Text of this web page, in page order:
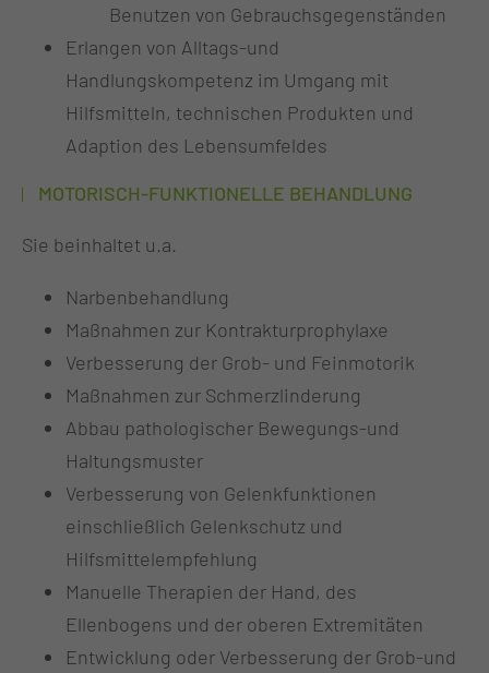
Benutzen von Gebrauchsgegenständen
Erlangen von Alltags-und
Handlungskompetenz im Umgang mit
Hilfsmitteln, technischen Produkten und
Adaption des Lebensumfeldes
MOTORISCH-FUNKTIONELLE BEHANDLUNG
Sie beinhaltet u.a.
Narbenbehandlung
Maßnahmen zur Kontrakturprophylaxe
Verbesserung der Grob- und Feinmotorik
Maßnahmen zur Schmerzlinderung
Abbau pathologischer Bewegungs-und
Haltungsmuster
Verbesserung von Gelenkfunktionen
einschließlich Gelenkschutz und
Hilfsmittelempfehlung
Manuelle Therapien der Hand, des
Ellenbogens und der oberen Extremitäten
Entwicklung oder Verbesserung der Grob-und